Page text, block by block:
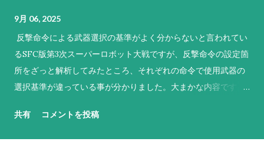
9月 06, 2025
反撃命令による武器選択の基準がよく分からないと言われてい
るSFC版第3次スーパーロボット大戦ですが、反撃命令の設定箇
所をざっと解析してみたところ、それぞれの命令で使用武器の
選択基準が違っている事が分かりました。大まかな内容です
います（なお、原則として敵軍やNPCのパイロットは「必ず反
共有 コメントを投稿